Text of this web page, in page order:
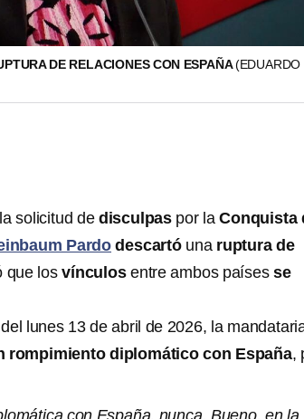
DE RELACIONES CON ESPAÑA(EDUARDO
solicitud dedisculpas por laConquista
Pardo descartóuna ruptura de
que losvínculosentre ambos paísesse
lunes 13 de abril de 2026, la
rompimiento diplomático con España,
con España, nunca. Bueno, en la